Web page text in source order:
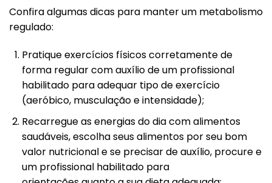
Confira algumas dicas para manter um metabolismo
regulado:
Pratique exercícios físicos corretamente de
forma regular com auxílio de um profissional
habilitado para adequar tipo de exercício
(aeróbico, musculação e intensidade);
Recarregue as energias do dia com alimentos
saudáveis, escolha seus alimentos por seu bom
valor nutricional e se precisar de auxílio, procure e
um profissional habilitado para